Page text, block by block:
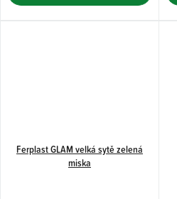
Ferplast GLAM velká sytě zelená
miska